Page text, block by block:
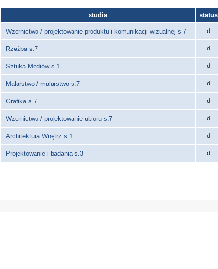
studia status
Wzornictwo / projektowanie produktu i komunikacji wizualnej s.7 d
Rzeźba s.7 d
Sztuka Mediów s.1 d
Malarstwo / malarstwo s.7 d
Grafika s.7 d
Wzornictwo / projektowanie ubioru s.7 d
Architektura Wnętrz s.1 d
Projektowanie i badania s.3 d